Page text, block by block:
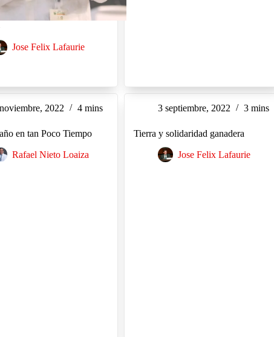
Jose Felix Lafaurie
2022 4 mins
en tan Poco Tiempo
Rafael Nieto Loaiza
3 septiembre, 2022 3 mins
Tierra y solidaridad ganadera
Jose Felix Lafaurie